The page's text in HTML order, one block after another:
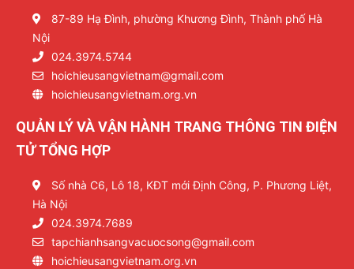
87-89 Hạ Đình, phường Khương Đình, Thành phố Hà
Nội
024.3974.5744
hoichieusangvietnam@gmail.com
hoichieusangvietnam.org.vn
QUẢN LÝ VÀ VẬN HÀNH TRANG THÔNG TIN ĐIỆN
TỬ TỔNG HỢP
Số nhà C6, Lô 18, KĐT mới Định Công, P. Phương Liệt,
Hà Nội
024.3974.7689
tapchianhsangvacuocsong@gmail.com
hoichieusangvietnam.org.vn